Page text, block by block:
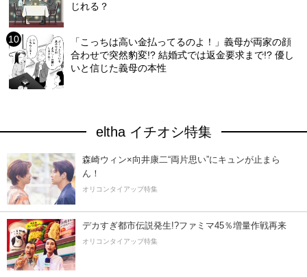
じれる？
「こっちは高い金払ってるのよ！」義母が両家の顔
合わせで突然豹変!? 結婚式では返金要求まで!? 優し
いと信じた義母の本性
eltha イチオシ特集
森崎ウィン×向井康二“両片思い”にキュンが止まら
ん！
オリコンタイアップ特集
デカすぎ都市伝説発生!?ファミマ45％増量作戦再来
オリコンタイアップ特集